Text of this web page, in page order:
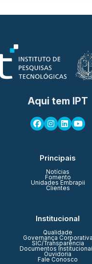
Aqui tem IPT
Principais
Notícias
Fomento
Unidades Embrapii
Clientes
Institucional
Qualidade
Governança Corporativa
SIC/Transparência
Documentos
Ouvidoria
Fale Conosco